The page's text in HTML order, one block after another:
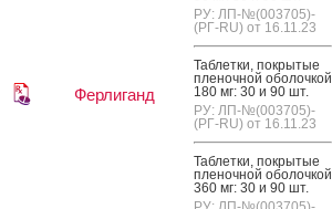
Ферлиганд
РУ: ЛП-№(003705)-
(РГ-RU) от 16.11.23
Таб­летки, пок­ры­тые
пле­ноч­ной обо­лоч­кой
180 мг: 30 и 90 шт.
РУ: ЛП-№(003705)-
(РГ-RU) от 16.11.23
Таб­летки, пок­ры­тые
пле­ноч­ной обо­лоч­кой
360 мг: 30 и 90 шт.